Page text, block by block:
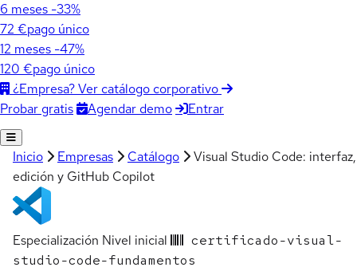
6 meses -33%
72 €pago único
12 meses -47%
120 €pago único
¿Empresa? Ver catálogo corporativo
Probar gratis
Agendar demo Entrar
Inicio Empresas Catálogo
Visual Studio Code: interfaz,
edición y GitHub Copilot
Especialización Nivel inicial
certificado-visual-
studio-code-fundamentos